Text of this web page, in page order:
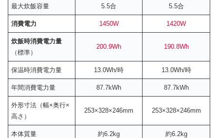
最大炊飯容量 5.5合 5.5合
消費電力 1450W 1420W
炊飯時消費電力量
（標準）
200.9Wh 190.8Wh
保温時消費電力量 13.0Wh/時 13.0Wh/時
年間消費電力量 87.7kWh 87.7kWh
外形寸法（幅×奥行×
高さ）
253×328×246mm 253×328×246mm
本体質量 約6.2kg 約6.2kg